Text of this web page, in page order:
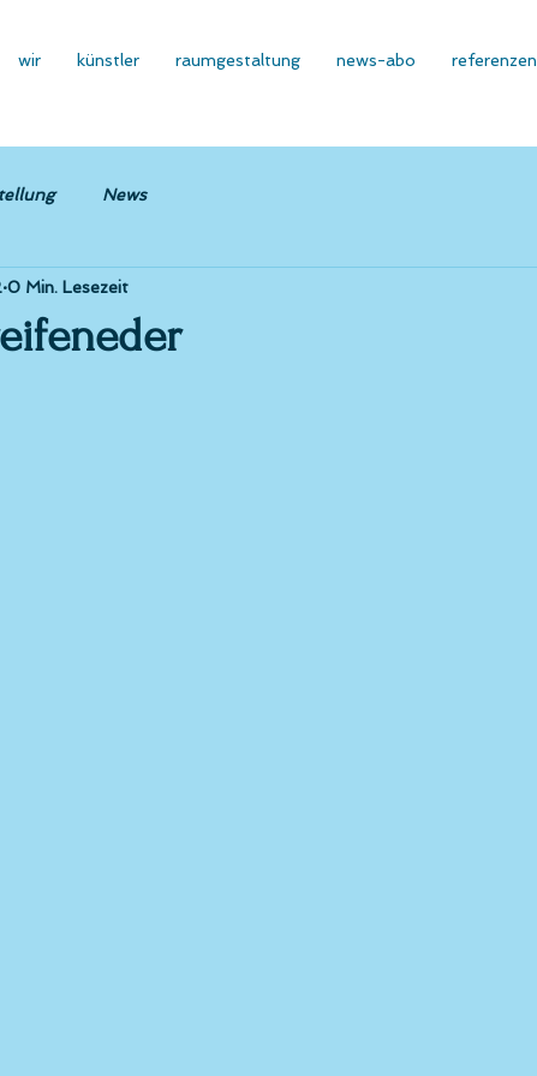
wir künstler raumgestaltung news-abo referenzen
News
0 Min. Lesezeit